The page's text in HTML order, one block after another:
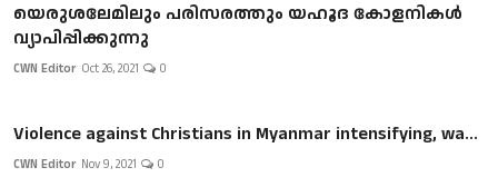
യെരുശലേമിലും പരിസരത്തും യഹൂദ കോളനികള്‍
വ്യാപിപ്പിക്കുന്നു
CWN Editor Oct 26, 2021 0
Violence against Christians in Myanmar intensifying, wa...
CWN Editor Nov 9, 2021 0